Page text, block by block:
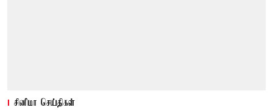
சினிமா செய்திகள்